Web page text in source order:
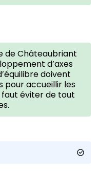
de Châteaubriant
d’axes
doivent
pour accueillir les
éviter de tout